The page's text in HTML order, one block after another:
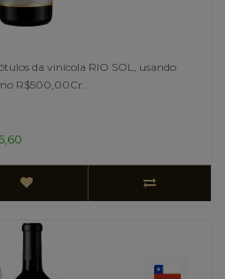
da vinícola RIO SOL, usando
R$500,00Cr..